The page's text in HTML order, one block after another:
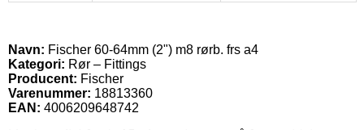
Navn: Fischer 60-64mm (2") m8 rørb. frs a4
Kategori: Rør – Fittings
Producent: Fischer
Varenummer: 18813360
EAN: 4006209648742